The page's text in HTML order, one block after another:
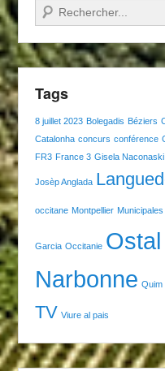
Recherche
Tags
8 juillet 2023 Bolegadis Béziers
Catalonha concurs conférence
FR3 France 3 Gisela Naconaski
Josèp Anglada
occitane Montpellier
Garcia Occitanie
Narbonne Quim
TV Viure al pais